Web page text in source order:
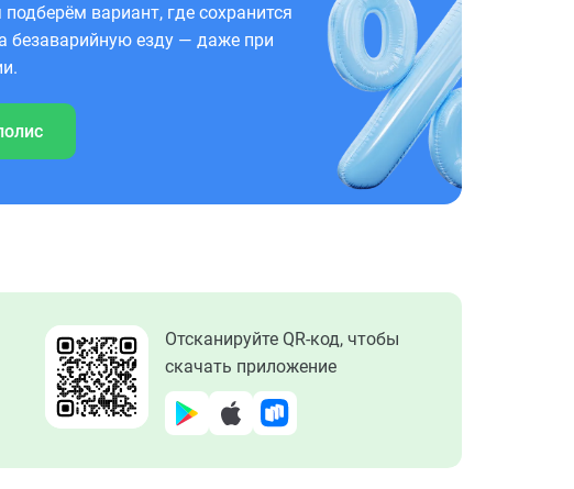
вариант, где сохранится
безаварийную езду — даже при
Отсканируйте QR-код, чтобы
скачать приложение